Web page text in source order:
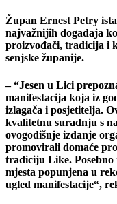
Župan Ernest Petry
najvažnijih događaja
proizvođači, tradicija i
senjske županije.
– “Jesen u Lici
manifestacija koja iz
izlagača i posjetitelja.
kvalitetnu suradnju s
ovogodišnje izdanje
promovirali domaće
tradiciju Like. Posebno
mjesta popunjena u
ugled manifestacije“,